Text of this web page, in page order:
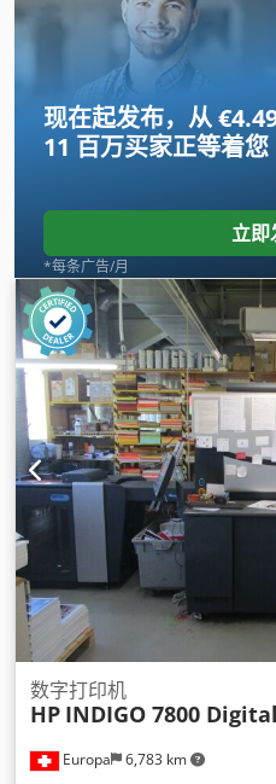
现在起发布，从
11 百万买家正等着您
立即
*每条广告/月
Europa 6,783 km
数字打印机
HP INDIGO 7800